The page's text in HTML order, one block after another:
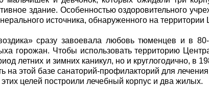
здание. Особенностью оздоровительного
источника, обнаруженного на территории
сразу завоевала любовь тюменцев и в
горожан. Чтобы использовать территорию
летних и зимних каникул, но и круглогодично, в
на этой базе санаторий-профилакторий для
целей построили лечебный корпус и два жилых.